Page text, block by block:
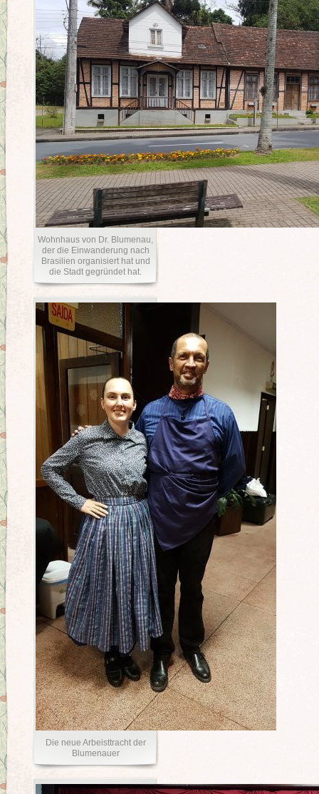
Wohnhaus von Dr. Blumenau,
der die Einwanderung nach
Brasilien organisiert hat und
die Stadt gegründet hat.
Die neue Arbeisttracht der
Blumenauer